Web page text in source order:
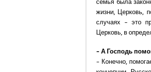
семья была
жизни, Церковь,
случаях – это
Церковь, в
– А Господь
– Конечно,